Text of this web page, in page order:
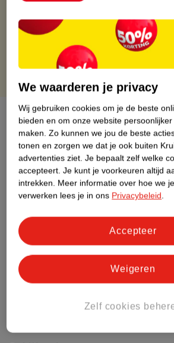
Gratis retourneren via verkooppartner.
Gratis punten met je Kruidvat kaart
Over dit product
Productinformatie
Etiketinformatie
Dit product heeft
Impact Score.
Meer informatie
Bestel & Bezorginformatie
We waarderen je privacy
Wij gebruiken cookies om je de beste
bieden en om onze website
maken. Zo kunnen we jou de beste
tonen en zorgen we dat je ook buiten
advertenties ziet. Je bepaalt zelf welke
accepteert. Je kunt je voorkeuren altijd
intrekken. Meer informatie over hoe we
verwerken lees je in ons Privacybeleid.
Zelf cookies
Weigeren
Accepteer